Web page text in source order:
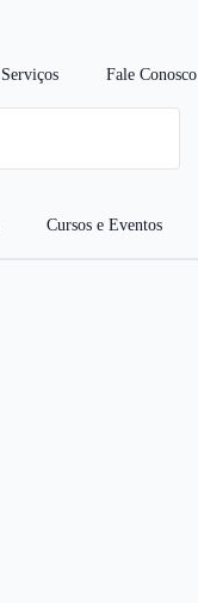
Serviços Fale Conosco
Cursos e Eventos